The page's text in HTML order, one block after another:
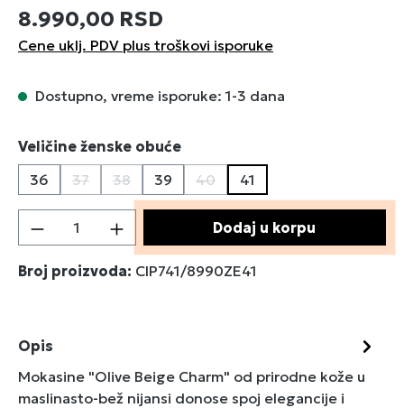
8.990,00 RSD
Cene uklj. PDV plus troškovi isporuke
Dostupno, vreme isporuke: 1-3 dana
Izaberi
Veličine ženske obuće
36
37
(Ova opcija trenutno nije dostupna.)
38
(Ova opcija trenutno nije dostupna.)
39 40
(Ova opcija trenutno nije
41
Količina proizvoda: Unesite željenu
Dodaj u korpu
Broj proizvoda: CIP741/8990ZE41
Opis
Mokasine "Olive Beige Charm" od prirodne kože u
maslinasto-bež nijansi donose spoj elegancije i